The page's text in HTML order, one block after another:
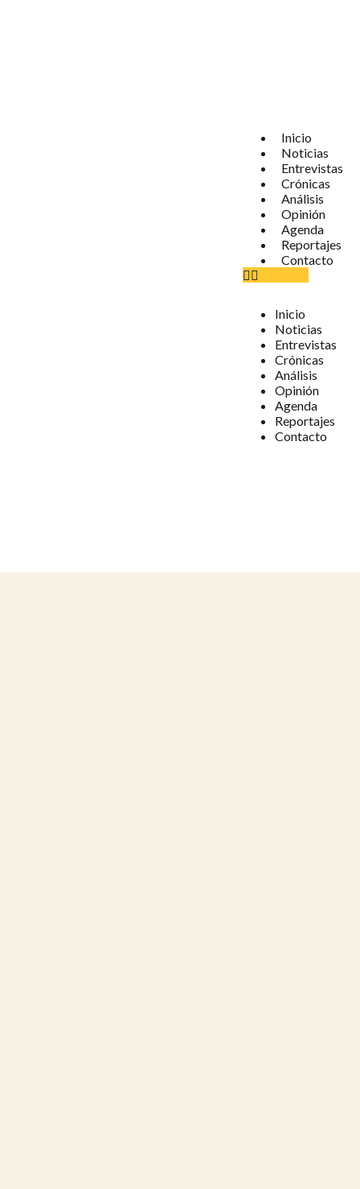
Inicio
Noticias
Entrevistas
Crónicas
Análisis
Opinión
Agenda
Reportajes
Contacto
Inicio
Noticias
Entrevistas
Crónicas
Análisis
Opinión
Agenda
Reportajes
Contacto